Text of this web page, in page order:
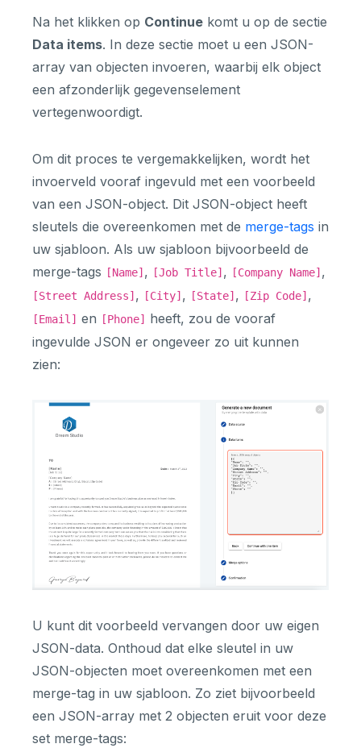
Na het klikken op Continue komt u op de sectie
Data items. In deze sectie moet u een JSON-
array van objecten invoeren, waarbij elk object
een afzonderlijk gegevenselement
vertegenwoordigt.
Om dit proces te vergemakkelijken, wordt het
invoerveld vooraf ingevuld met een voorbeeld
van een JSON-object. Dit JSON-object heeft
sleutels die overeenkomen met de merge-tags in
uw sjabloon. Als uw sjabloon bijvoorbeeld de
merge-tags
[Name] , [Job Title] , [Company Name] ,
[Street Address] , [City] , [State] , [Zip Code] ,
[Email] en [Phone]
heeft, zou de vooraf
ingevulde JSON er ongeveer zo uit kunnen
zien:
U kunt dit voorbeeld vervangen door uw eigen
JSON-data. Onthoud dat elke sleutel in uw
JSON-objecten moet overeenkomen met een
merge-tag in uw sjabloon. Zo ziet bijvoorbeeld
een JSON-array met 2 objecten eruit voor deze
set merge-tags: